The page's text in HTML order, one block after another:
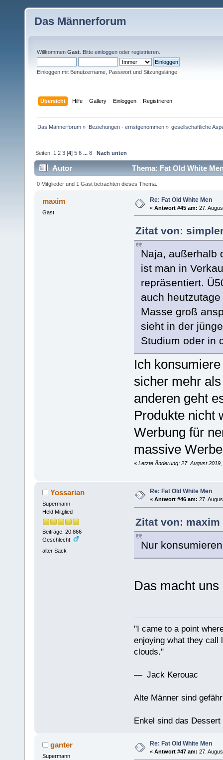
Das Männerforum
Willkommen Gast . Bitte einloggen oder registrieren
Einloggen mit Benutzername, Passwort und Sitzungslänge
Übersicht Hilfe Gallery Einloggen Registrieren
Das Männerforum » Beziehungen - ernstgenommen» gesellschaftliche
Seiten: 1 2 3 [4]5 6 ...8 Nach unten
Autor Thema: Fat Old White
0 Mitglieder und 1 Gast betrachten dieses Thema.
maxim
Gast
Re: Fat Old White Men
« Antwort #45 am: 27.
Zitat von:
Naja, außerhalb
ist man in
repräsentiert.
auch
Masse groß
sieht in der
Studium oder in
Ich
sicher mehr
anderen geht
Produkte nicht
Werbung für
massive
« Letzte Änderung: 27. August
Yossarian
Supermann
Held Mitglied
Beiträge: 20.866
Geschlecht:
alter Sack
Re: Fat Old White Men
« Antwort #46 am: 27.
Zitat von: maxim
Nur
Das macht
"I came to a point
enjoying what they call
clouds."
— Jack Kerouac
Alte Männer sind
Enkel sind das
ganter
Supermann
Re: Fat Old White Men
« Antwort #47 am: 27.